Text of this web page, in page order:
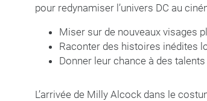
pour redynamiser l’univers DC au
Miser sur de nouveaux visages
Raconter des histoires inédites
Donner leur chance à des
L’arrivée de Milly Alcock dans le